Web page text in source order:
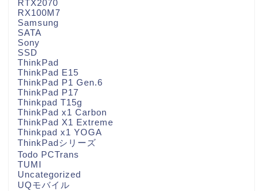
RTX2070
RX100M7
Samsung
SATA
Sony
SSD
ThinkPad
ThinkPad E15
ThinkPad P1 Gen.6
ThinkPad P17
Thinkpad T15g
ThinkPad x1 Carbon
ThinkPad X1 Extreme
Thinkpad x1 YOGA
ThinkPadシリーズ
Todo PCTrans
TUMI
Uncategorized
UQモバイル